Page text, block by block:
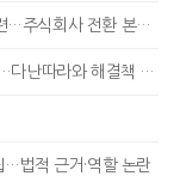
식회사 전환 본격화
따라와 해결책 모색
…법적 근거·역할 논란